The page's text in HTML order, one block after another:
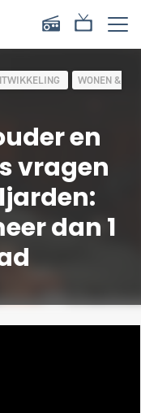
WONEN &
en
vragen
dan 1